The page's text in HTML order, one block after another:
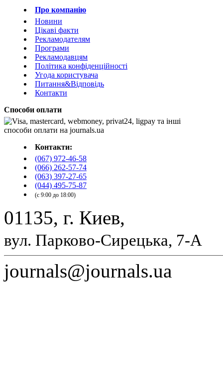
Про компанію
Новини
Цікаві факти
Рекламодателям
Програми
Рекламодавцям
Політика конфіденційності
Угода користувача
Питання&Відповідь
Контакти
Способи оплати
Контакти:
(067) 972-46-58
(066) 262-57-74
(063) 397-27-65
(044) 495-75-87
(с 9:00 до 18:00)
01135, г. Киев,
вул. Парково-Сирецька, 7-А
journals@journals.ua